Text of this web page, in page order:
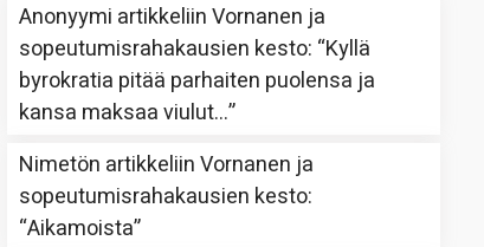
Anonyymi artikkeliinVornanen ja
sopeutumisrahakausien kesto: “Kyllä
byrokratia pitää parhaiten puolensa ja
kansa maksaa viulut…”
Nimetön artikkeliinVornanen ja
sopeutumisrahakausien kesto:
“Aikamoista”